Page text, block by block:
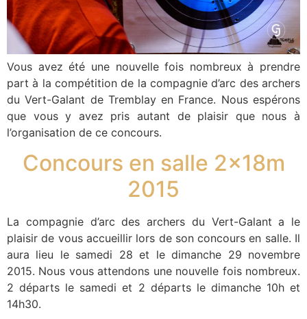
Vous avez été une nouvelle fois nombreux à prendre
part à la compétition de la compagnie d’arc des archers
du Vert-Galant de Tremblay en France. Nous espérons
que vous y avez pris autant de plaisir que nous à
l’organisation de ce concours.
Concours en salle 2x18m
2015
La compagnie d’arc des archers du Vert-Galant a le
plaisir de vous accueillir lors de son concours en salle. Il
aura lieu le samedi 28 et le dimanche 29 novembre
2015. Nous vous attendons une nouvelle fois nombreux.
2 départs le samedi et 2 départs le dimanche 10h et
14h30.